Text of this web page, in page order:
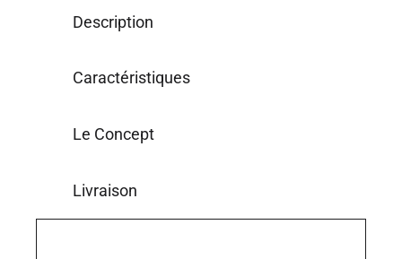
Description
Caractéristiques
Le Concept
Livraison